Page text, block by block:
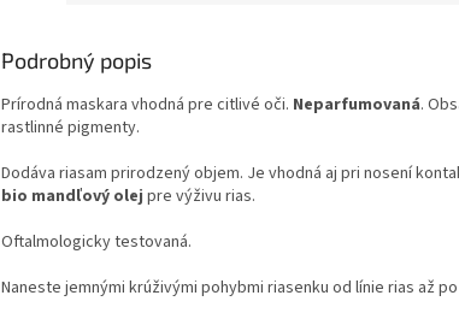
Podrobný popis
Prírodná maskara vhodná pre citlivé oči. Neparfumovaná.
rastlinné pigmenty.
Dodáva riasam prirodzený objem. Je vhodná aj pri nosení
bio mandľový olej pre výživu rias.
Oftalmologicky testovaná.
Naneste jemnými krúživými pohybmi riasenku od línie rias až